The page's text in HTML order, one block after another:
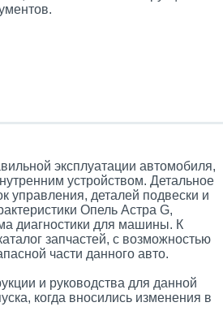
эксплуатации автомобиля,
устройством. Детальное
управления, деталей подвески и
Опель Астра G,
диагностики для машины. К
запчастей, с возможностью
части данного авто.
и руководства для данной
когда вносились изменения в